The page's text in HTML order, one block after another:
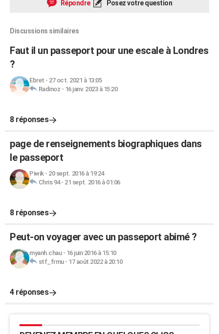
Répondre Posez votre question
Discussions similaires
Faut il un passeport pour une escale à Londres
?
Ebret - 27 oct. 2021 à 13:05
Radinoz - 16 janv. 2023 à 15:20
8 réponses
page de renseignements biographiques dans
le passeport
Piwik- 20 sept. 2016 à 19:24
Chris 94- 21 sept. 2016 à 01:06
8 réponses
Peut-on voyager avec un passeport abimé ?
myanh.chau- 16 juin 2016 à 15:10
stf_frmu- 17 août 2022 à 20:10
4 réponses